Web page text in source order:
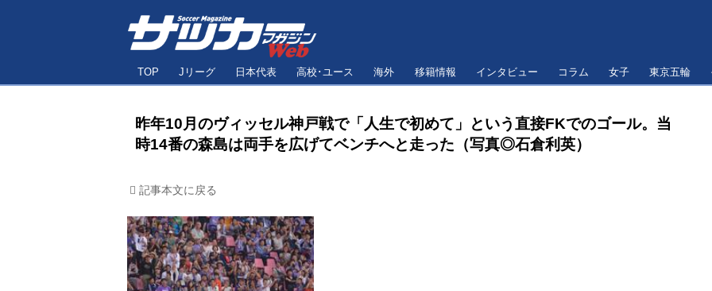
TOP Jリーグ 日本代表 高校･ユース 海外 移籍情報 インタビュー コラム 女子 東京五輪
昨年10月のヴィッセル神戸戦で「人生で初めて」という直接FKでのゴール。当
時14番の森島は両手を広げてベンチへと走った（写真◎石倉利英）
記事本文に戻る